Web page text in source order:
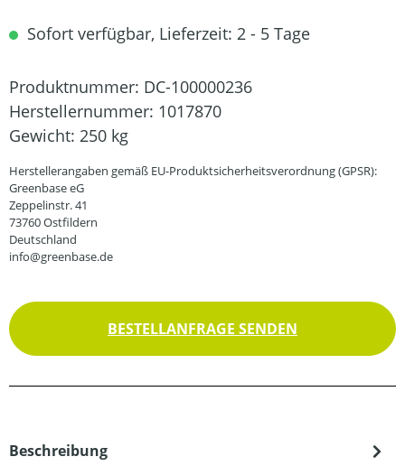
Sofort verfügbar, Lieferzeit: 2 - 5 Tage
Produktnummer: DC-100000236
Herstellernummer: 1017870
Gewicht: 250 kg
Herstellerangaben gemäß EU-Produktsicherheitsverordnung (GPSR):
Greenbase eG
Zeppelinstr. 41
73760 Ostfildern
Deutschland
info@greenbase.de
BESTELLANFRAGE SENDEN
Beschreibung